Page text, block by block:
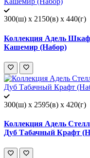
300(ш) x 2150(в) x 440(г)
Коллекция Адель
Кашемир (Набор)
300(ш) x 2595(в) x 420(г)
Коллекция Адель
Дуб Табачный Крафт